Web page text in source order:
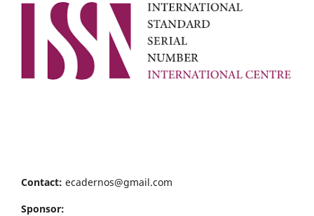
Contact: ecadernos@gmail.com
Sponsor: